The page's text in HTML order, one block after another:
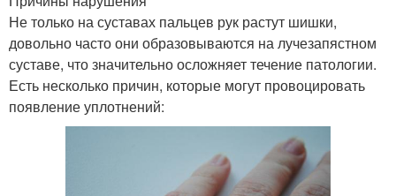
Не только на суставах пальцев рук растут шишки,
довольно часто они образовываются на лучезапястном
суставе, что значительно осложняет течение патологии.
Есть несколько причин, которые могут провоцировать
появление уплотнений: